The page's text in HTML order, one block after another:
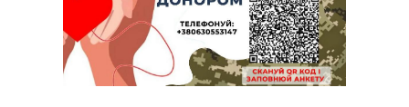
У Черкасах містяни через нову скляну зупинку і
вирізані дерева потерпають від спеки: Бондаренко
обіцяє масштабне озеленення
Провокував конфлікт і зачинився в автівці: у ТЦК